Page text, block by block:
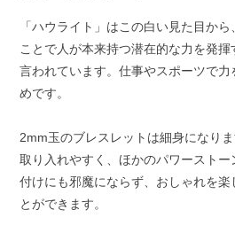
「ハウライト」はこの白い見た目か
ことで人が本来持つ潜在的な力を発揮
言われています。仕事やスポーツで
めです。
2mm玉のブレスレットは細身になり
取り入れやすく、ほかのパワースト
付けにも邪魔にならず、おしゃれを楽
とができます。